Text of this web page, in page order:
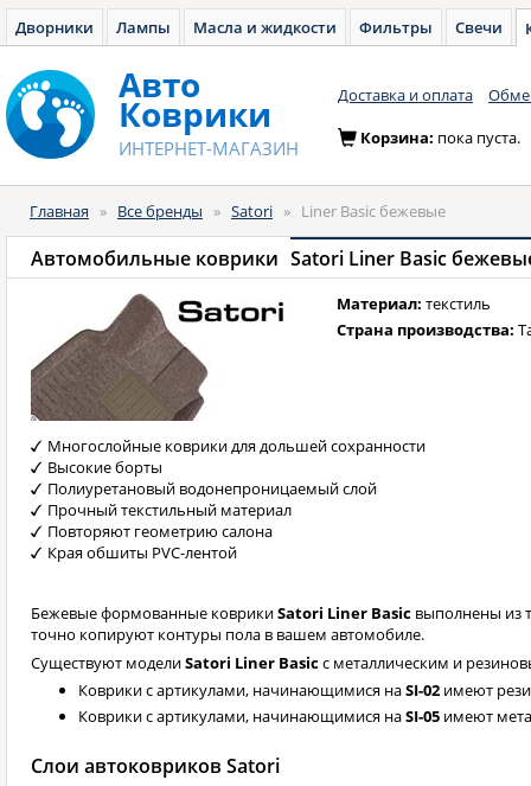
Дворники Лампы Масла и жидкости Фильтры Свечи
Авто
Коврики
ИНТЕРНЕТ-МАГАЗИН
Доставка и оплата
Корзина: пока пуста.
Главная » Все бренды » Satori » Liner Basic бежевые
Автомобильные коврики Satori Liner Basic
Материал: текстиль
Страна производства:
Многослойные коврики для дольшей сохранности
Высокие борты
Полиуретановый водонепроницаемый слой
Прочный текстильный материал
Повторяют геометрию салона
Края обшиты PVC-лентой
Бежевые формованные коврикиSatori Liner Basic выполнены из
точно копируют контуры пола в вашем автомобиле.
Существуют моделиSatori Liner Basicс металлическим и
Коврики с артикулами, начинающимися наSI-02 имеют
Коврики с артикулами, начинающимися наSI-05 имеют
Слои автоковриков Satori